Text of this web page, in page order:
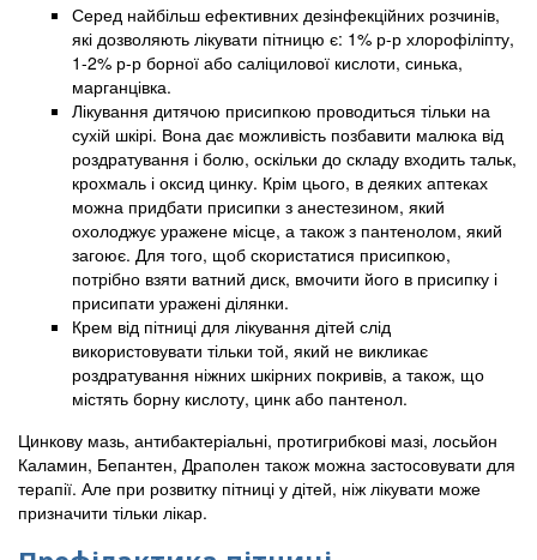
Серед найбільш ефективних дезінфекційних розчинів,
які дозволяють лікувати пітницю є: 1% р-р хлорофіліпту,
1-2% р-р борної або саліцилової кислоти, синька,
марганцівка.
Лікування дитячою присипкою проводиться тільки на
сухій шкірі. Вона дає можливість позбавити малюка від
роздратування і болю, оскільки до складу входить тальк,
крохмаль і оксид цинку. Крім цього, в деяких аптеках
можна придбати присипки з анестезином, який
охолоджує уражене місце, а також з пантенолом, який
загоює. Для того, щоб скористатися присипкою,
потрібно взяти ватний диск, вмочити його в присипку і
присипати уражені ділянки.
Крем від пітниці для лікування дітей слід
використовувати тільки той, який не викликає
роздратування ніжних шкірних покривів, а також, що
містять борну кислоту, цинк або пантенол.
Цинкову мазь, антибактеріальні, протигрибкові мазі, лосьйон
Каламин, Бепантен, Драполен також можна застосовувати для
терапії. Але при розвитку пітниці у дітей, ніж лікувати може
призначити тільки лікар.